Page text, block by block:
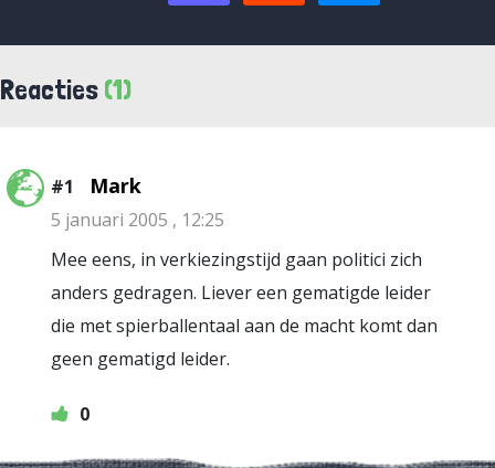
Reacties (1)
#1 Mark
5 januari 2005 , 12:25
Mee eens, in verkiezingstijd gaan politici zich
anders gedragen. Liever een gematigde leider
die met spierballentaal aan de macht komt dan
geen gematigd leider.
0